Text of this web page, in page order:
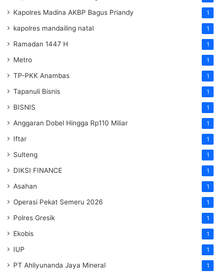
Kapolres Madina AKBP Bagus Priandy 1
kapolres mandailing natal 1
Ramadan 1447 H 1
Metro 1
TP-PKK Anambas 1
Tapanuli Bisnis 1
BISNIS 1
Anggaran Dobel Hingga Rp110 Miliar 1
Iftar 1
Sulteng 1
DIKSI FINANCE 1
Asahan 1
Operasi Pekat Semeru 2026 1
Polres Gresik 1
Ekobis 1
IUP 1
PT Ahliyunanda Jaya Mineral 1